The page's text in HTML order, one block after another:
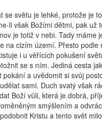
se světu je lehké, protože je
li však Božími dětmi, pak už
je totiž v nebi. Tady máme
na cizím území. Přesto podle
i u věřících pokušení
se s ním. Jediná cesta
pokání a uvědomit si svůj
sami. Duch svatý však
Boží vůli, která je dobrá,
smýšlením a
Kristu a tento svět